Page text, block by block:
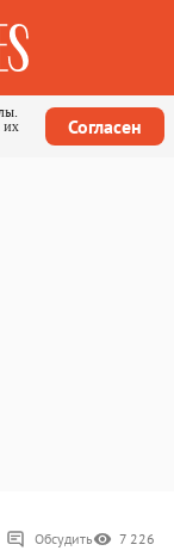
их
Согласен
Обсудить 7 226